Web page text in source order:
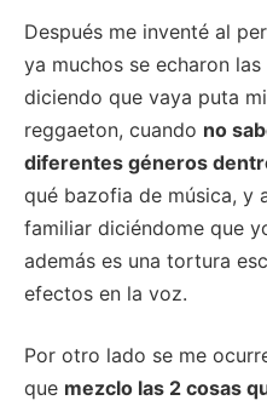
Después me inventé al
ya muchos se echaron
diciendo que vaya puta
reggaeton, cuando no
diferentes géneros
qué bazofia de música, y
familiar diciéndome que
además es una tortura
efectos en la voz.
Por otro lado se me
que mezclo las 2 cosas